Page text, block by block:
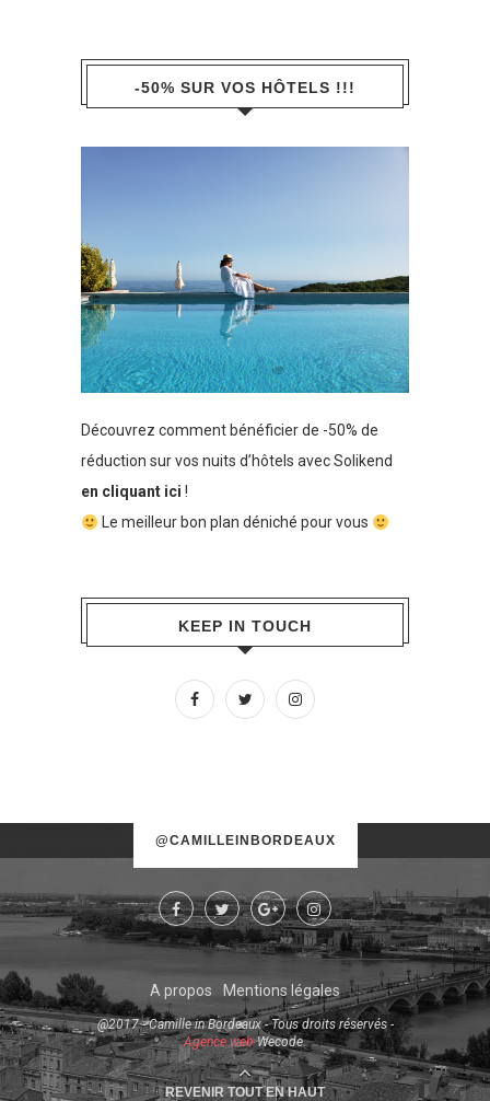
-50% SUR VOS HÔTELS !!!
Découvrez comment bénéficier de -50% de
réduction sur vos nuits d’hôtels avec Solikend
en cliquant ici !
Le meilleur bon plan déniché pour vous
KEEP IN TOUCH
@CAMILLEINBORDEAUX
Try some other hashtag or username
A propos Mentions légales
@2017 - Camille in Bordeaux - Tous droits réservés -
Agence webWecode.
REVENIR TOUT EN HAUT